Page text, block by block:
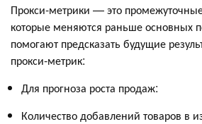
Прокси-метрики — это
которые меняются раньше основных
помогают предсказать будущие
прокси-метрик:
Для прогноза роста продаж:
Количество добавлений товаров в